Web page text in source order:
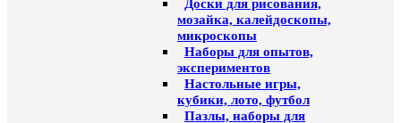
Доски для рисования,
мозайка, калейдоскопы,
микроскопы
Наборы для опытов,
экспериментов
Настольные игры,
кубики, лото, футбол
Пазлы, наборы для